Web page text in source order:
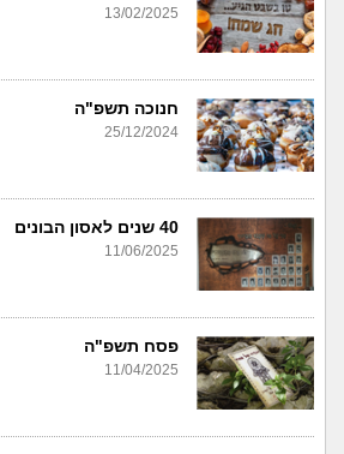
13/02/2025
חנוכה תשפ"ה
25/12/2024
40 שנים לאסון הבונים
11/06/2025
פסח תשפ"ה
11/04/2025